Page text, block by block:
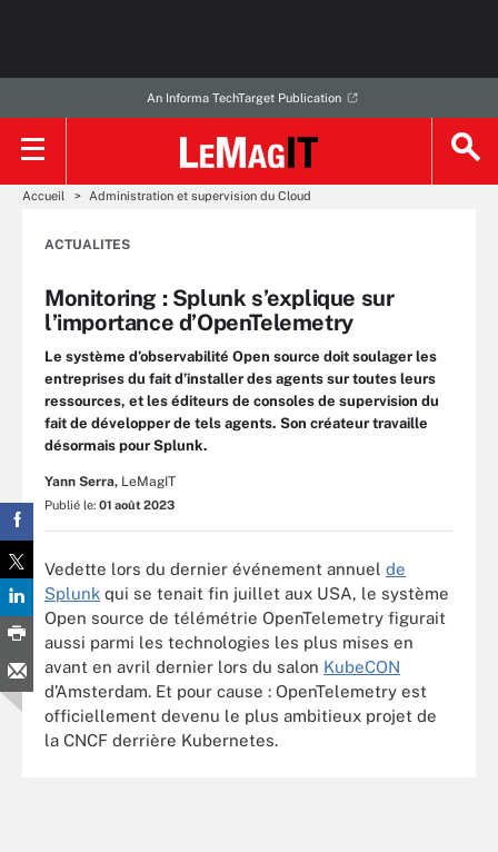
An Informa TechTarget Publication
Accueil Administration et supervision du Cloud
ACTUALITES
Monitoring : Splunk s’explique sur
l’importance d’OpenTelemetry
Le système d’observabilité Open source doit soulager les
entreprises du fait d’installer des agents sur toutes leurs
ressources, et les éditeurs de consoles de supervision du
fait de développer de tels agents. Son créateur travaille
désormais pour Splunk.
Yann Serra, LeMagIT
Publié le: 01 août 2023
Vedette lors du dernier événement annuel de
Splunk qui se tenait fin juillet aux USA, le système
Open source de télémétrie OpenTelemetry figurait
aussi parmi les technologies les plus mises en
avant en avril dernier lors du salon KubeCON
d’Amsterdam. Et pour cause : OpenTelemetry est
officiellement devenu le plus ambitieux projet de
la CNCF derrière Kubernetes.